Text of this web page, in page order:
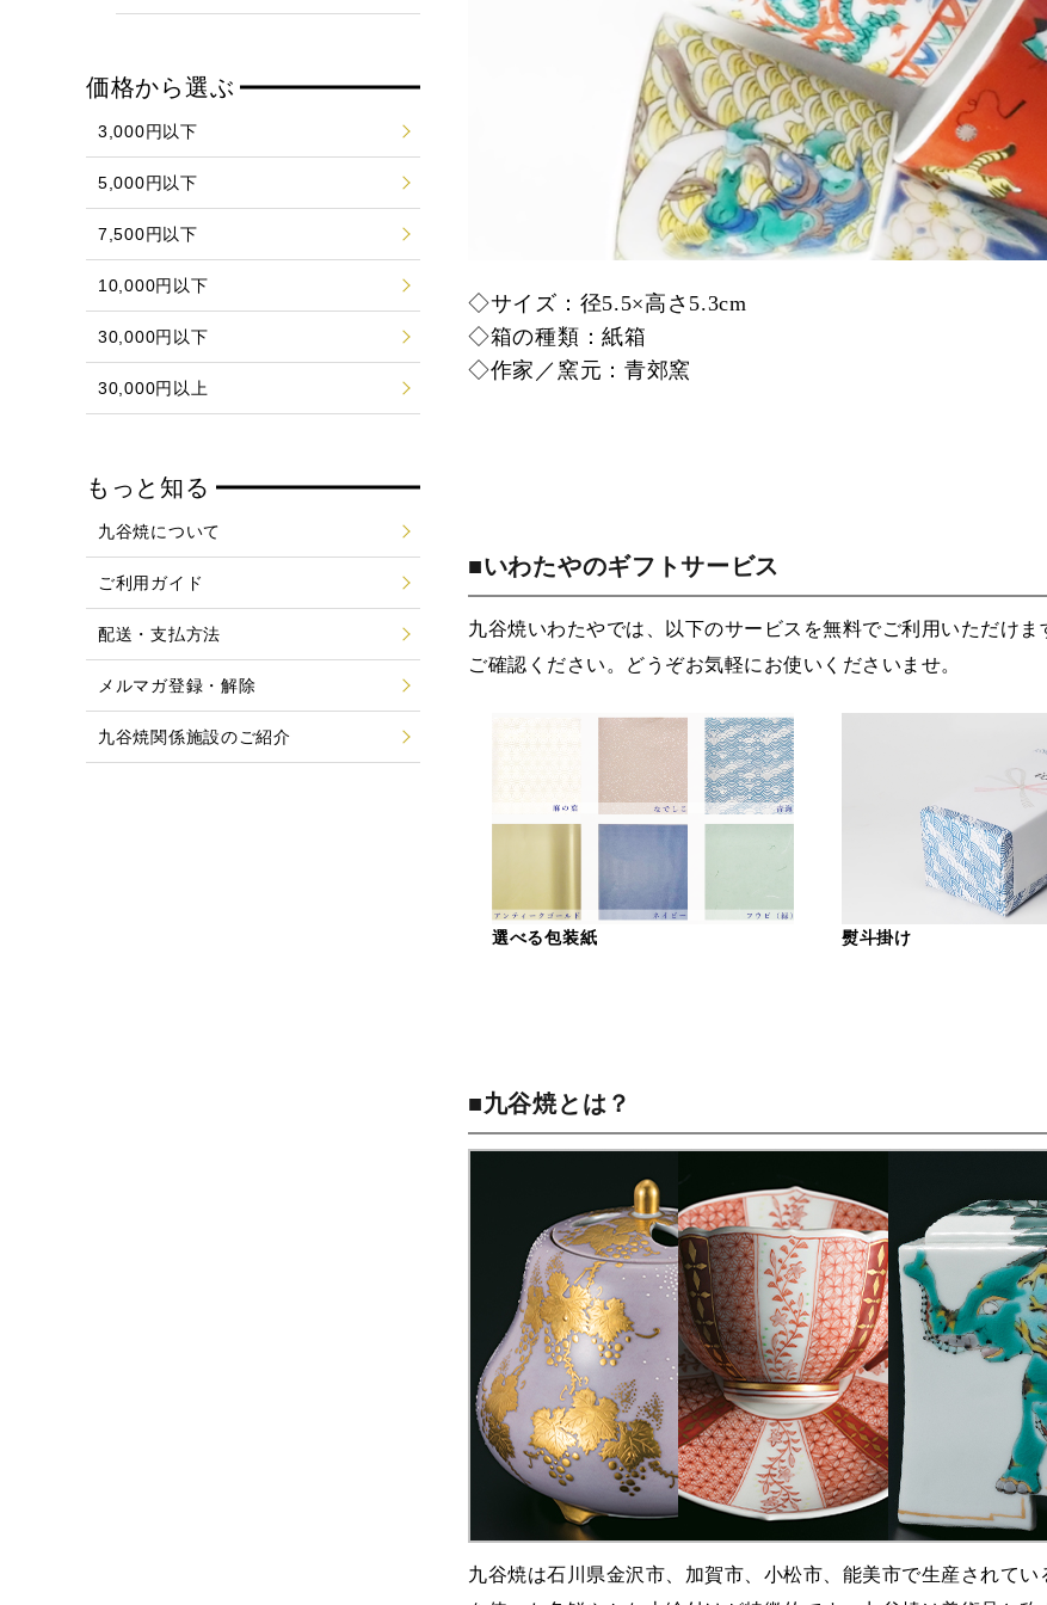
◇サイズ：径5.5×高さ5.3cm
◇箱の種類：紙箱
◇作家／窯元：青郊窯
■いわたやのギフトサービス
九谷焼いわたやでは、以下のサービスを無料でご利用いただけ
ご確認ください。どうぞお気軽にお使いくださいませ。
選べる包装紙 熨斗掛け
■九谷焼とは？
九谷焼は石川県金沢市、加賀市、小松市、能美市で生産されて
価格から選ぶ
3,000円以下
5,000円以下
7,500円以下
10,000円以下
30,000円以下
30,000円以上
もっと知る
九谷焼について
ご利用ガイド
配送・支払方法
メルマガ登録・解除
九谷焼関係施設のご紹介